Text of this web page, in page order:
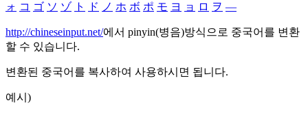
ォ コ ゴ ソ ゾ ト ド ノ ホ ボ ポ モ ヨ ョ ロ ヲ ―
http://chineseinput.net/에서 pinyin(병음)방식으로 중국어를 변환
할 수 있습니다.
변환된 중국어를 복사하여 사용하시면 됩니다.
예시)